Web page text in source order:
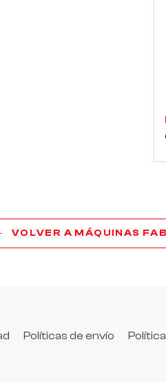
VOLVER A MÁQUINAS
Políticas de envío